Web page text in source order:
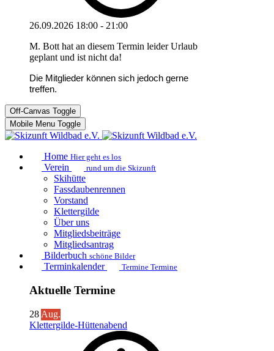
26.09.2026 18:00 - 21:00
M. Bott hat an diesem Termin leider Urlaub
geplant und ist nicht da!
Die Mitglieder können sich jedoch gerne
treffen.
Off-Canvas Toggle
Mobile Menu Toggle
Home Hier geht es los
Verein rund um die Skizunft
Skihütte
Fassdaubenrennen
Vorstand
Klettergilde
Über uns
Mitgliedsbeiträge
Mitgliedsantrag
Bilderbuch schöne Bilder
Terminkalender Termine Termine
Aktuelle Termine
28 Aug.
Klettergilde-Hüttenabend